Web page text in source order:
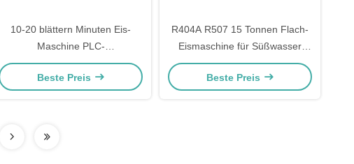
10-20 blättern Minuten Eis-
Maschine PLC-
Steuerluft/wassergekühltes ab
Beste Preis
R404A R507 15 Tonnen Flach-
Eismaschine für Süßwasser
vollautomatisch
Beste Preis